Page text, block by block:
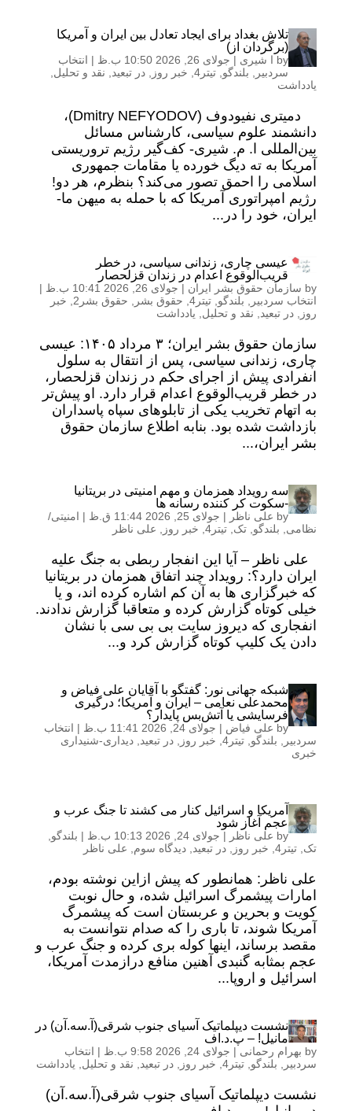
تلاش بغداد برای ایجاد تعادل بین ایران و آمریکا
(برگردان از)
by ا شیری | جولای 26, 2026 10:50 ب.ظ | انتخاب
سردبیر
بلندگو تیتر4 , خبر روز در تبعید نقد و تحلیل
یادداشت
دمیتری نفیودوف (Dmitry NEFYODOV)،
دانشمند علوم سیاسی، کارشناس مسائل
بین‌المللی ا. م. شیری- کف‌گیر رژیم تروریستی
آمریکا به ته دیگ خورده یا مقامات جمهوری
اسلامی را احمق تصور می‌کند؟ بنظرم، هر دو!
رژیم امپراتوری آمریکا که با حمله به میهن ما-
ایران، خود را در...
عیسی چاری، زندانی سیاسی، در خطر
قریب‌الوقوع اعدام در زندان قزلحصار
by سازمان حقوق بشر ایران | جولای 26, 2026 10:41 ب.ظ
|
انتخاب سردبیر
بلندگو تیتر4 , حقوق بشر حقوق بشر2
خبر
روز
در تبعید نقد و تحلیل یادداشت
سازمان حقوق بشر ایران؛ ۳ مرداد ۱۴۰۵: عیسی
چاری، زندانی سیاسی، پس از انتقال به سلول
انفرادی پیش از اجرای حکم در زندان قزلحصار،
در خطر قریب‌الوقوع اعدام قرار دارد. او پیش‌تر
به اتهام تخریب یکی از تابلوهای سپاه پاسداران
بازداشت شده بود. بنابه اطلاع سازمان حقوق
بشر ایران،...
سه رویداد همزمان و مهم امنیتی در بریتانیا
-سکوت کر کننده رسانه ها
by علی ناظر | جولای 25, 2026 11:44 ق.ظ | امنیتی/
نظامی
بلندگو تک تیتر4 , خبر روز علی ناظر
علی ناظر – آیا این انفجار ربطی به جنگ علیه
ایران دارد؟: رویداد چند اتفاق همزمان در بریتانیا
که خبرگزاری ها به آن کم اشاره کرده اند، و یا
خیلی کوتاه گزارش کرده و متعاقبا گزارش ندادند.
انفجاری که دیروز سایت بی بی سی با نشان
دادن یک کلیپ کوتاه گزارش کرد و...
شبکه جهانی نور: گفتگو با آقایان علی فیاض و
محمدعلی نعامی – ایران و آمریکا؛ درگیری
فرسایشی یا آتش‌بس پایدار؟
by علی فیاض | جولای 24, 2026 11:41 ب.ظ | انتخاب
سردبیر
بلندگو تیتر4 , خبر روز در تبعید
دیداری-شنیداری
خبری
آمریکا و اسرائیل کنار می کشند تا جنگ عرب و
عجم آغاز شود
by علی ناظر | جولای 24, 2026 10:13 ب.ظ | بلندگو
تک تیتر4 , خبر روز در تبعید دیدگاه سوم علی ناظر
علی ناظر: همانطور که پیش ازاین نوشته بودم،
امارات پیشمرگ اسرائیل شده، و حال نوبت
کویت و بحرین و عربستان است که پیشمرگ
آمریکا شوند، تا باری را که صدام نتوانست به
مقصد برساند، اینها کوله بری کرده و جنگ عرب و
عجم بمثابه گنبدی آهنین منافع درازمدت آمریکا،
اسرائیل و اروپا...
نشست دیپلماتیک آسیای جنوب شرقی‌(آ.سه.آن) در
مانیل! – پ.د.اف
by بهرام رحمانی | جولای 24, 2026 9:58 ب.ظ | انتخاب
سردبیر
بلندگو تیتر4 , خبر روز در تبعید نقد و تحلیل یادداشت
نشست دیپلماتیک آسیای جنوب شرقی‌(آ.سه.آن)